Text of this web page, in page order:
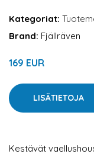
Kategoriat:
Brand: Fjällräven
169 EUR
LISÄTIETOJA
Kestävät